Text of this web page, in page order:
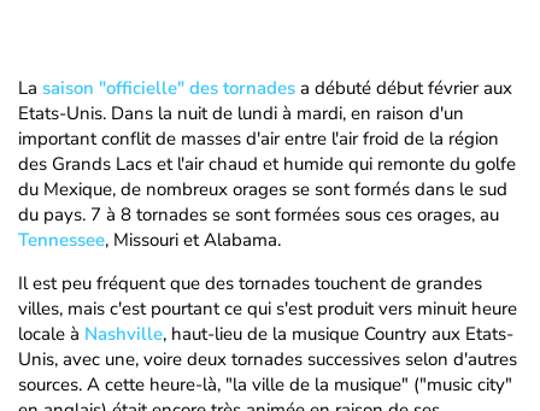
La saison "officielle" des tornades a débuté début février aux
Etats-Unis. Dans la nuit de lundi à mardi, en raison d'un
important conflit de masses d'air entre l'air froid de la région
des Grands Lacs et l'air chaud et humide qui remonte du golfe
du Mexique, de nombreux orages se sont formés dans le sud
du pays. 7 à 8 tornades se sont formées sous ces orages, au
Tennessee, Missouri et Alabama.
Il est peu fréquent que des tornades touchent de grandes
villes, mais c'est pourtant ce qui s'est produit vers minuit heure
locale à Nashville, haut-lieu de la musique Country aux Etats-
Unis, avec une, voire deux tornades successives selon d'autres
sources. A cette heure-là, "la ville de la musique" ("music city"